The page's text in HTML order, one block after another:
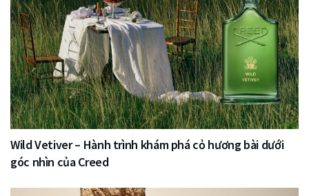
Wild Vetiver – Hành trình khám phá cỏ hương bài dưới
góc nhìn của Creed